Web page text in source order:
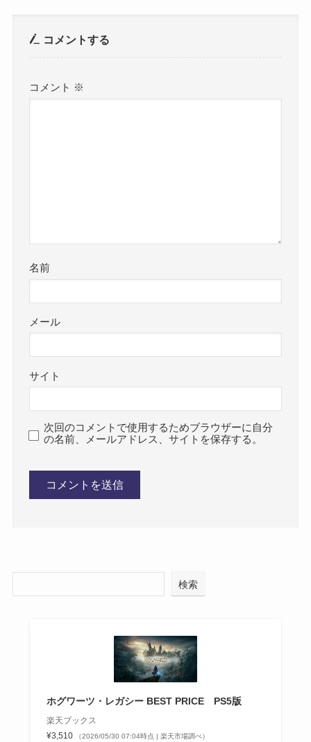
コメントする
コメント ※
名前
メール
サイト
次回のコメントで使用するためブラウザーに自分
の名前、メールアドレス、サイトを保存する。
検索
ホグワーツ・レガシー BEST PRICE PS5版
楽天ブックス
¥3,510
（2026/05/30 07:04時点 | 楽天市場調べ）